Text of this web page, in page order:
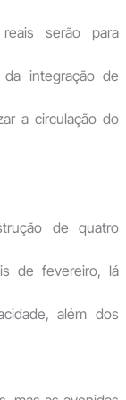
serão para
integração de
a circulação do
de quatro
de fevereiro, lá
além dos